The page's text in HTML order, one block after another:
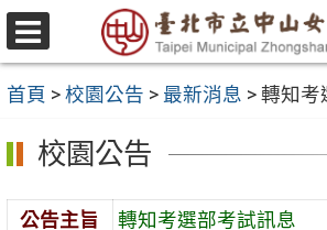
跳
至
要
內
容
區
選
單
首頁 > 校園公告 > 最新消息 > 轉知考
校園公告
公告主旨
轉知考選部考試訊息